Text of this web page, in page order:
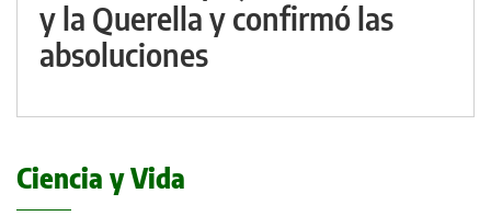
y la Querella y confirmó las
absoluciones
Ciencia y Vida